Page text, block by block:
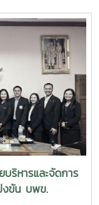
ระบบการผลิตเห็ดขี้
าสตราจารย์ ดร.ชัย
โจ้ ให้เกียรติเป็นผู้
าวเป็นความร่วม
ยแม่โจ้ ภายใต้
า และกำกับควบคุม
างการแพทย์ภายใต้
ห่งพระราชกฤษฎีกา
คัญจากพืชฝิ่นและ
ย พ.ศ. 2568 ณ ห้อง
าสตร์ มหาวิทยาลัย
ริหารและจัดการ
งขัน บพข.